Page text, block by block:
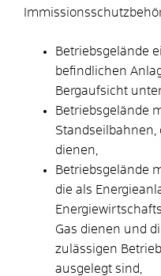
Betriebsgelände
befindlichen
Bergaufsicht
Betriebsgelände
Standseilbahnen,
dienen,
Betriebsgelände
die als
Gas dienen und
zulässigen
ausgelegt sind,